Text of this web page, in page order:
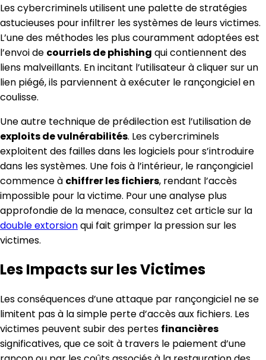
Les cybercriminels utilisent une palette de stratégies
astucieuses pour infiltrer les systèmes de leurs victimes.
L’une des méthodes les plus couramment adoptées est
l’envoi de courriels de phishing qui contiennent des
liens malveillants. En incitant l’utilisateur à cliquer sur un
lien piégé, ils parviennent à exécuter le rançongiciel en
coulisse.
Une autre technique de prédilection est l’utilisation de
exploits de vulnérabilités. Les cybercriminels
exploitent des failles dans les logiciels pour s’introduire
dans les systèmes. Une fois à l’intérieur, le rançongiciel
commence à chiffrer les fichiers, rendant l’accès
impossible pour la victime. Pour une analyse plus
approfondie de la menace, consultez cet article sur la
double extorsionqui fait grimper la pression sur les
victimes.
Les Impacts sur les Victimes
Les conséquences d’une attaque par rançongiciel ne se
limitent pas à la simple perte d’accès aux fichiers. Les
victimes peuvent subir des pertes financières
significatives, que ce soit à travers le paiement d’une